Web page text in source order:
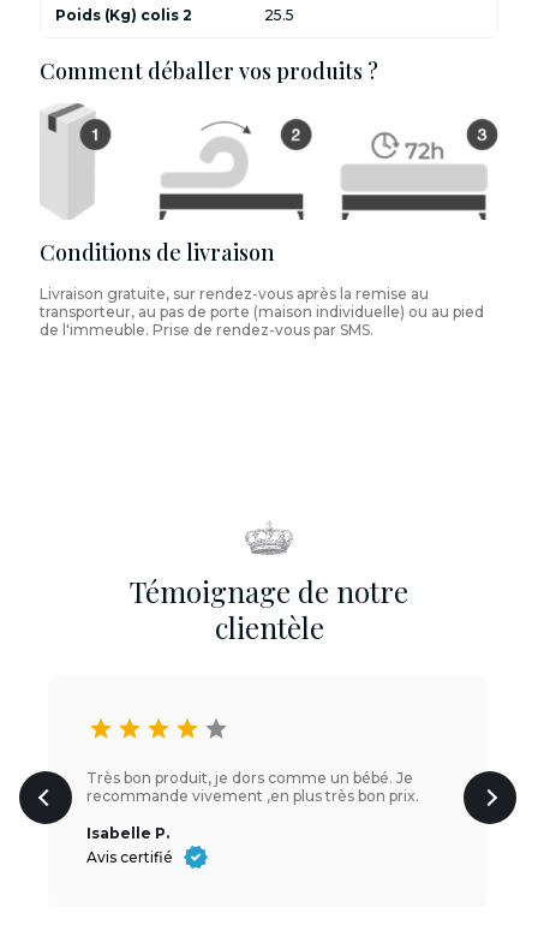
Poids (Kg) colis 2 25.5
Comment déballer vos produits ?
Conditions de livraison
Livraison gratuite, sur rendez-vous après la remise au
transporteur, au pas de porte (maison individuelle) ou au pied
de l'immeuble. Prise de rendez-vous par SMS.
Témoignage de notre
clientèle
star star star star star
Très bon produit, je dors comme un bébé. Je
recommande vivement ,en plus très bon prix.
Isabelle P.
Avis certifié